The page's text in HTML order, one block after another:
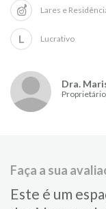
Lares e
L Lucrativo
Dra.
Faça a sua
Este é um